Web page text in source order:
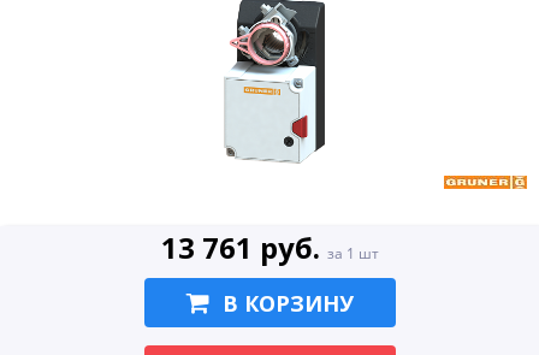
13 761 руб. за 1 шт
В КОРЗИНУ